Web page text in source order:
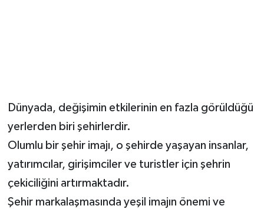
Dünyada, değişimin etkilerinin en fazla görüldüğü
yerlerden biri şehirlerdir.
Olumlu bir şehir imajı, o şehirde yaşayan insanlar,
yatırımcılar, girişimciler ve turistler için şehrin
çekiciliğini artırmaktadır.
Şehir markalaşmasında yeşil imajın önemi ve